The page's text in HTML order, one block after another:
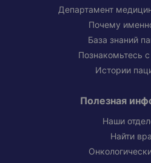
Департамент
Почему
База знаний
Познакомьтесь
Истории
Полезная
Наши
Найти